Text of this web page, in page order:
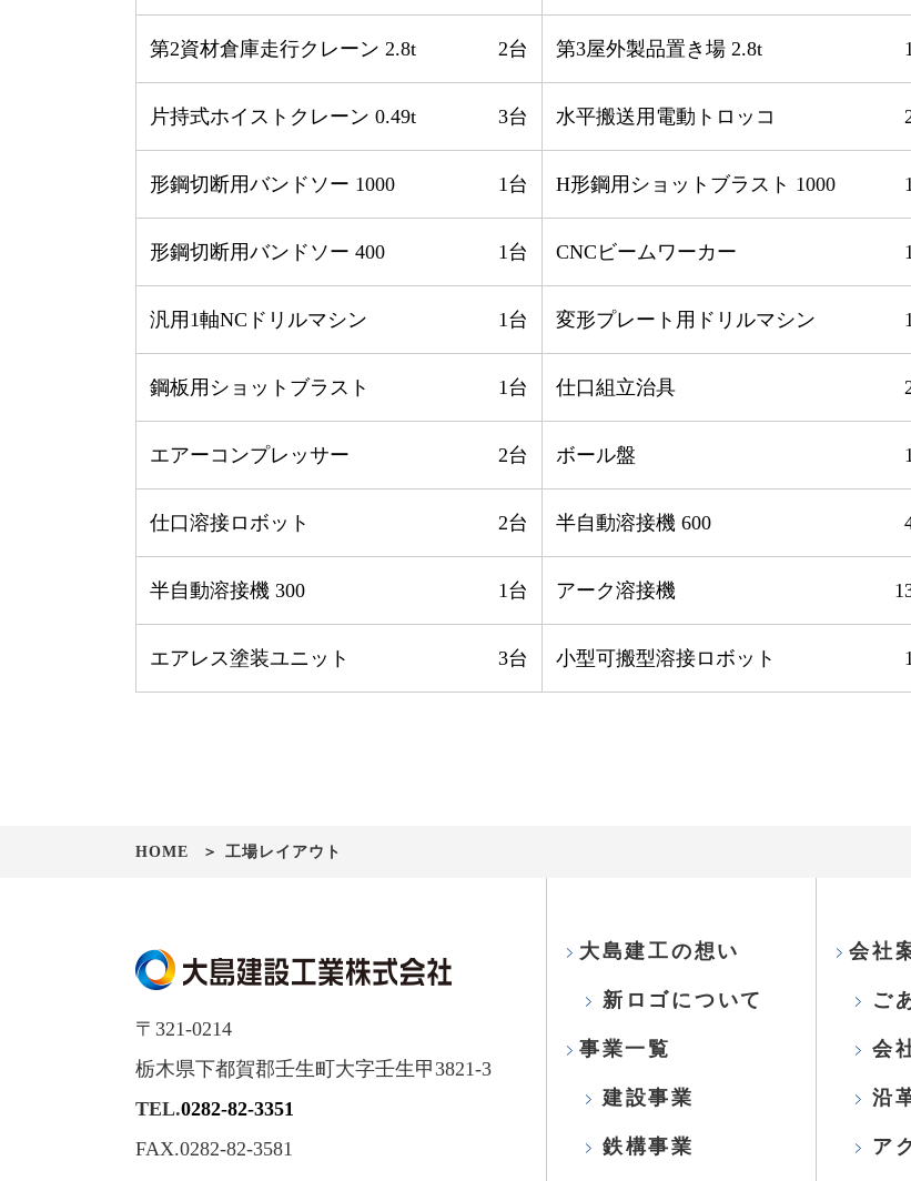
第2資材倉庫走行クレーン 2.8t 2台 第3屋外製品置き場 2.8t
片持式ホイストクレーン 0.49t 3台 水平搬送用電動トロッコ
形鋼切断用バンドソー 1000 1台 H形鋼用ショットブラスト 1000
形鋼切断用バンドソー 400 1台 CNCビームワーカー
汎用1軸NCドリルマシン 1台 変形プレート用ドリルマシン
鋼板用ショットブラスト 1台 仕口組立治具
エアーコンプレッサー 2台 ボール盤
仕口溶接ロボット 2台 半自動溶接機 600
半自動溶接機 300 1台 アーク溶接機
エアレス塗装ユニット 3台 小型可搬型溶接ロボット
HOME 工場レイアウト
〒321-0214
栃木県下都賀郡壬生町大字壬生甲3821-3
TEL.0282-82-3351
FAX.0282-82-3581
大島建工の想い
新ロゴについて
事業一覧
建設事業
鉄構事業
会社
ご
会
沿
ア